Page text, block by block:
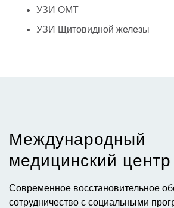
УЗИ ОМТ
УЗИ Щитовидной железы
Международный
медицинский
Современное восстановительное
сотрудничество с социальными